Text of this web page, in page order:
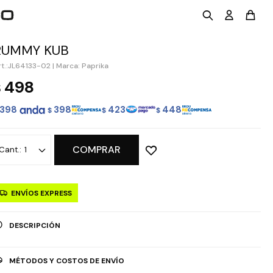
KUB
JL64133-02 | Marca: Paprika
498
398 $ 398 $ 423 $ 448
1 COMPRAR
ENVÍOS EXPRESS
DESCRIPCIÓN
MÉTODOS Y COSTOS DE ENVÍO